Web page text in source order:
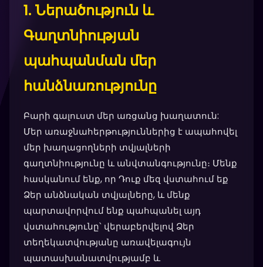
1. Ներածություն և
Գաղտնիության
պահպանման մեր
հանձնառությունը
Բարի գալուստ մեր առցանց խաղատուն:
Մեր առաջնահերթություններից է ապահովել
մեր խաղացողների տվյալների
գաղտնիությունը և անվտանգությունը։ Մենք
հասկանում ենք, որ Դուք մեզ վստահում եք
Ձեր անձնական տվյալները, և մենք
պարտավորվում ենք պահպանել այդ
վստահությունը՝ վերաբերվելով Ձեր
տեղեկատվությանը առավելագույն
պատասխանատվությամբ և